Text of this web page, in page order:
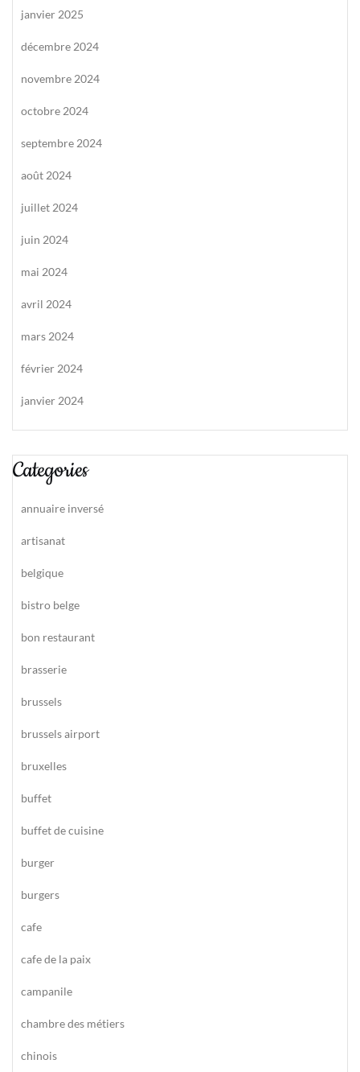
janvier 2025
décembre 2024
novembre 2024
octobre 2024
septembre 2024
août 2024
juillet 2024
juin 2024
mai 2024
avril 2024
mars 2024
février 2024
janvier 2024
Categories
annuaire inversé
artisanat
belgique
bistro belge
bon restaurant
brasserie
brussels
brussels airport
bruxelles
buffet
buffet de cuisine
burger
burgers
cafe
cafe de la paix
campanile
chambre des métiers
chinois